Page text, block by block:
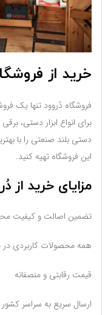
خرید از
فروشگاه دُروود تنها یک
برای انواع ابزار دستی،
دستی بلند صنعتی را با
این فروشگاه تهیه کنید.
مزایای خرید از
تضمین اصالت و کیفیت
همه محصولات کاربردی
قیمت رقابتی و منصفانه
ارسال سریع به سراسر کشور